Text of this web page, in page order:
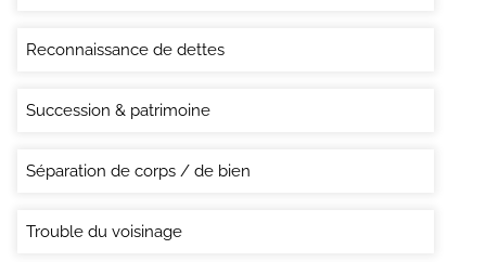
Reconnaissance de dettes
Succession & patrimoine
Séparation de corps / de bien
Trouble du voisinage